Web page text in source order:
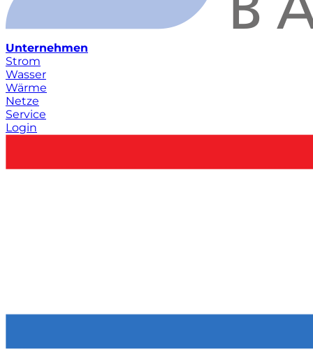
Unternehmen
Strom
Wasser
Wärme
Netze
Service
Login